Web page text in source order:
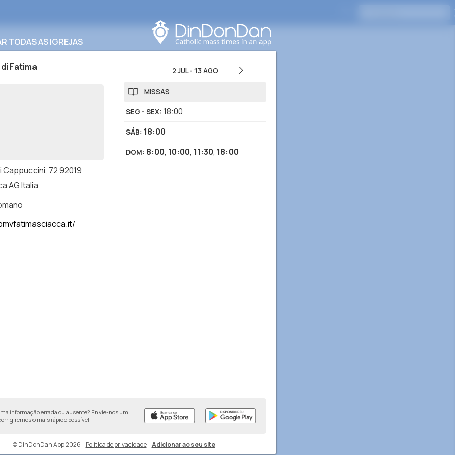
TODAS AS IGREJAS
Fatima
Cappuccini, 72 92019
AG Italia
2 JUL- 13 AGO
MISSAS
SEG - SEX: 18:00
SÁB: 18:00
DOM: 8:00, 10:00, 11:30, 18:00
informação errada ou ausente? Envie-nos um
o mais rápido possível!
© DinDonDan App 2026– Política de privacidade–Adicionar ao seu site